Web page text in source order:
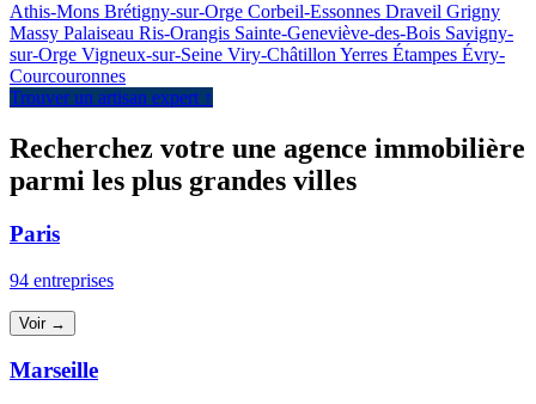
Athis-Mons Brétigny-sur-Orge Corbeil-Essonnes Draveil Grigny
Massy Palaiseau Ris-Orangis Sainte-Geneviève-des-Bois Savigny-
sur-Orge Vigneux-sur-Seine Viry-Châtillon Yerres Étampes Évry-
Courcouronnes
Trouver un artisan expert ↑
Recherchez votre une agence immobilière
parmi les plus grandes villes
Paris
94 entreprises
Voir →
Marseille